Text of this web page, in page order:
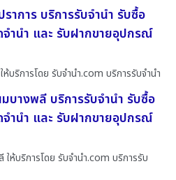
าการ บริการรับจำนำ รับซื้อ
ำนำ และ รับฝากขายอุปกรณ์
บริการโดย รับจํานํา.com บริการรับจำนำ
บางพลี บริการรับจำนำ รับซื้อ
ำนำ และ รับฝากขายอุปกรณ์
ให้บริการโดย รับจํานํา.com บริการรับ